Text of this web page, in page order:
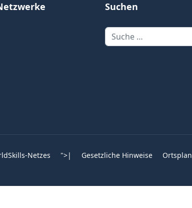
Suchen
Suchen
Netzes ">| Gesetzliche Hinweise Ortsplan